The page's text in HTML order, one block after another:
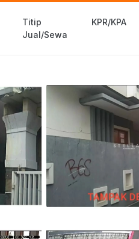
Titip
Jual/Sewa
KPR/KPA